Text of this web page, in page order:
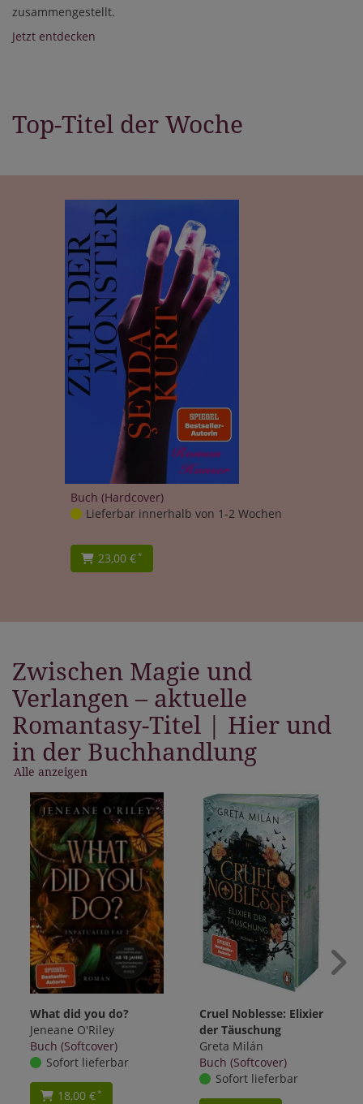
zusammengestellt.
Jetzt entdecken
Top-Titel der Woche
Buch (Hardcover)
Lieferbar innerhalb von 1-2 Wochen
23,00 €*
Zwischen Magie und
Verlangen – aktuelle
Romantasy-Titel | Hier und
in der Buchhandlung
Alle anzeigen
What did you do?
Jeneane O'Riley
Buch (Softcover)
Sofort lieferbar
18,00 €*
Cruel Noblesse: Elixier
der Täuschung
Greta Milán
Buch (Softcover)
Sofort lieferbar